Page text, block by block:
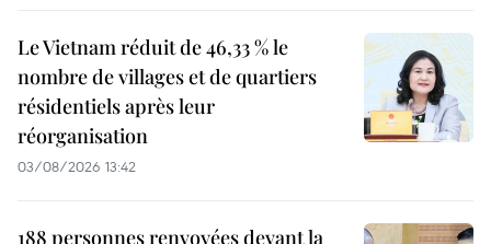
Le Vietnam réduit de 46,33 % le
nombre de villages et de quartiers
résidentiels après leur
réorganisation
03/08/2026 13:42
188 personnes renvoyées devant la